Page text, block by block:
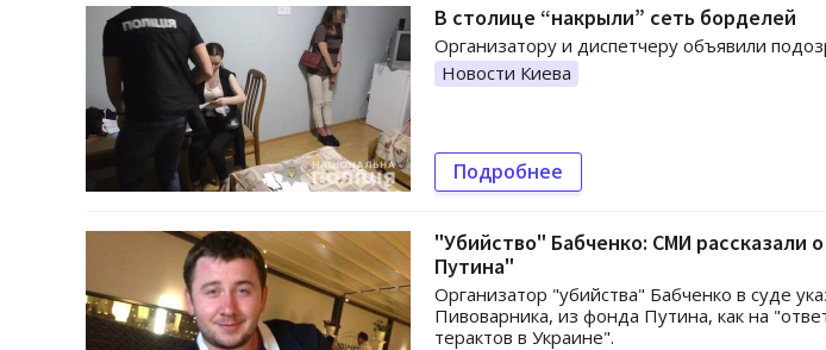
В столице “накрыли” сеть борделей
Организатору и диспетчеру объявили
Новости Киева
Подробнее
"Убийство" Бабченко: СМИ рассказали
Путина"
Организатор "убийства" Бабченко в суде
Пивоварника, из фонда Путина, как на
терактов в Украине".